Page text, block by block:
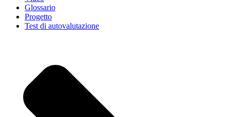
Glossario
Progetto
Test di autovalutazione